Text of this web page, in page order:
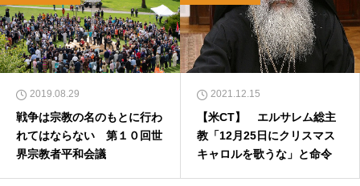
2019.08.29
戦争は宗教の名のもとに行わ
れてはならない 第１０回世
界宗教者平和会議
2021.12.15
【米CT】 エルサレム総主
教「12月25日にクリスマス
キャロルを歌うな」と命令